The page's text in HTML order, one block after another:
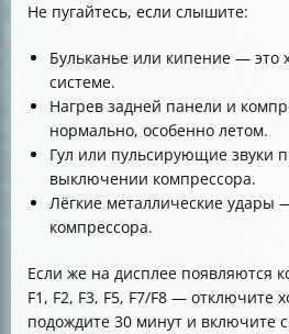
Не пугайтесь, если слышите:
Бульканье или кипение — это
системе.
Нагрев задней панели и
нормально, особенно летом.
Гул или пульсирующие звуки
выключении компрессора.
Лёгкие металлические удары
компрессора.
Если же на дисплее появляются
F1, F2, F3, F5, F7/F8 — отключите
подождите 30 минут и включите